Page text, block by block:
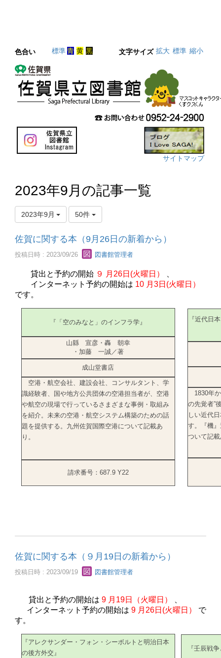
色合い 標準青 黄 黒 文字サイズ 拡大 標準 縮小
サイトマップ
2023年9月の記事一覧
2023年9月 50件
佐賀に関する本（9月26日の新着から）
投稿日時 : 2023/09/26 図書館管理者
貸出と予約の開始 ９ 月26日(火曜日）
インターネット予約の開始は 10 月3日(火曜日）
です。
『「空のみなと」のインフラ学』
山縣 宣彦・轟 朝幸
・加藤 一誠／著
成山堂書店
空港・航空会社、建設会社、コンサルタント、学
識経験者、国や地方公共団体の空港担当者が、空港
や航空の現場で行っているさまざまな事例・取組み
を紹介。未来の空港・航空システム構築のための話
題を提供する。九州佐賀国際空港について記載あ
り。
請求番号：687.9 Y22
『近代日
1830年か
の先覚者”
しい近代
す。『機
ついて記
佐賀に関する本（９月19日の新着から）
投稿日時 : 2023/09/19 図書館管理者
貸出と予約の開始は 9 月19日（火曜日）
インターネット予約の開始は 9 月26日(火曜日） で
す。
『アレクサンダー・フォン・シーボルトと明治日本
の後方外交』
『壬辰戦